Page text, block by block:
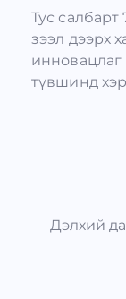
Тус
зээл дээрх
түвшинд
Дэлхий